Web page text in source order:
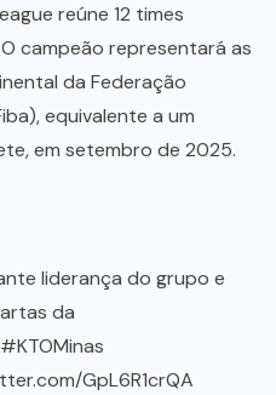
reúne 12 times
campeão representará as
da Federação
equivalente a um
em setembro de 2025.
liderança do grupo e
da
#KTOMinas
GpL6R1crQA